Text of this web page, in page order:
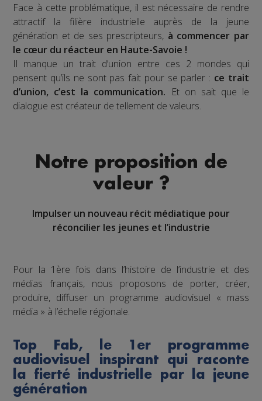
Face à cette problématique, il est nécessaire de rendre
attractif la filière industrielle auprès de la jeune
génération et de ses prescripteurs, à commencer par
le cœur du réacteur en Haute-Savoie !
Il manque un trait d’union entre ces 2 mondes qui
pensent qu’ils ne sont pas fait pour se parler : ce trait
d’union, c’est la communication. Et on sait que le
dialogue est créateur de tellement de valeurs.
Notre proposition de
valeur ?
Impulser un nouveau récit médiatique pour
réconcilier les jeunes et l’industrie
Pour la 1ère fois dans l’histoire de l’industrie et des
médias français, nous proposons de porter, créer,
produire, diffuser un programme audiovisuel « mass
média » à l’échelle régionale.
Top Fab, le 1er programme
audiovisuel inspirant qui raconte
la fierté industrielle par la jeune
génération